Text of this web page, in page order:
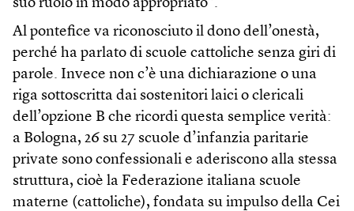
suo ruolo in modo appropriato”.
Al pontefice va riconosciuto il dono dell’onestà,
perché ha parlato di scuole cattoliche senza giri di
parole. Invece non c’è una dichiarazione o una
riga sottoscritta dai sostenitori laici o clericali
dell’opzione B che ricordi questa semplice verità:
a Bologna, 26 su 27 scuole d’infanzia paritarie
private sono confessionali e aderiscono alla stessa
struttura, cioè la Federazione italiana scuole
materne (cattoliche), fondata su impulso della Cei